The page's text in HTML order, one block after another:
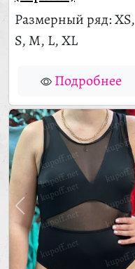
Размерный ряд: XS,
S, M, L, XL
Подробнее